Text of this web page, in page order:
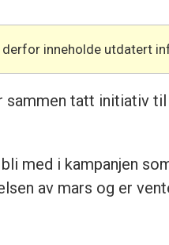
derfor inneholde utdatert
tatt initiativ
med i kampanjen
av mars og er